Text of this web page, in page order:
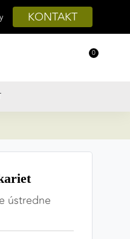
KONTAKT
0
ústredne